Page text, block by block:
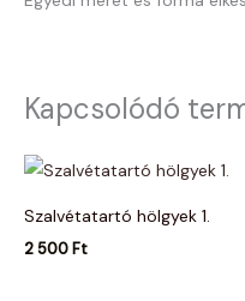
Kapcsolódó
Szalvétatartó hölgyek 1.
2 500 Ft